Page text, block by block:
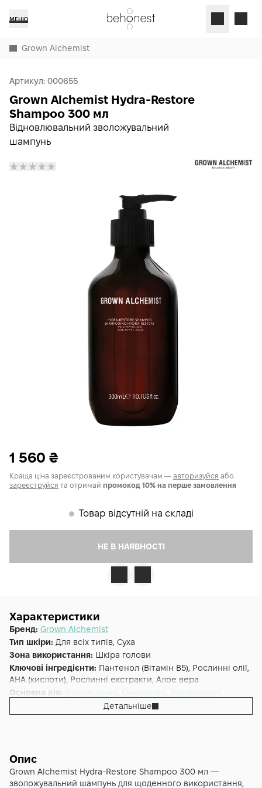
МЕНЮ
Grown Alchemist
Артикул: 000655
Відновлювальний зволожувальний
шампунь
Grown Alchemist Hydra-Restore
Shampoo 300 мл
1 560 ₴
Краща ціна зареєстрованим користувачам — авторизуйся або
зареєструйся та отримай промокод 10% на перше замовлення
𒊹 Товар відсутній на складі
НЕ В НАЯВНОСТІ
Характеристики
Бренд: Grown Alchemist
Тип шкіри: Для всіх типів, Суха
Зона використання: Шкіра голови
Ключові інгредієнти: Пантенол (Вітамін B5), Рослинні олії,
AHA (кислоти), Рослинні екстракти, Алое вера
Основна дія: Відновлення Очищення
Зволоження
Додаткові властивості:Reef Safe, Cruelty-free, Веганська,
Без сульфатів
Альтернативна назва:
шампунь 300 мл - GA Hydra-Restore Shampoo (Дамаська
троянда, чорний перець, шавлія)
Детальніше
Опис
Grown Alchemist Hydra-Restore Shampoo 300 мл —
зволожувальний шампунь для щоденного використання,